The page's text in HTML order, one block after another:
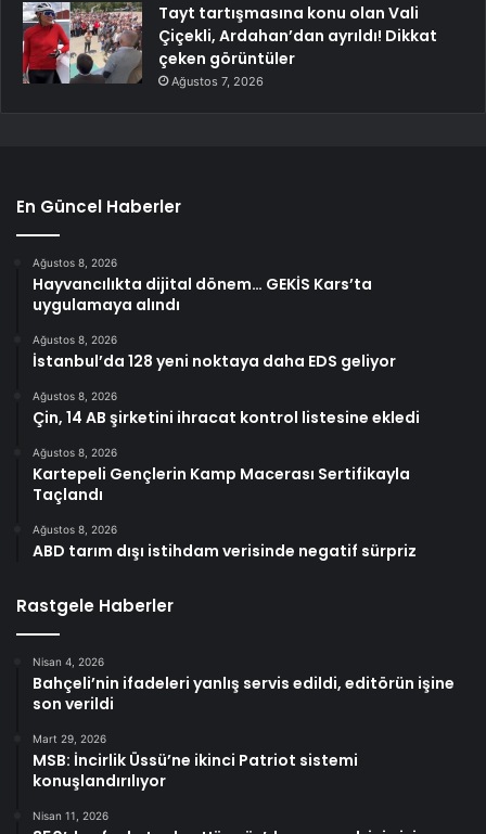
Tayt tartışmasına konu olan Vali
Çiçekli, Ardahan’dan ayrıldı! Dikkat
çeken görüntüler
Ağustos 7, 2026
En Güncel Haberler
Ağustos 8, 2026
Hayvancılıkta dijital dönem… GEKİS Kars’ta
uygulamaya alındı
Ağustos 8, 2026
İstanbul’da 128 yeni noktaya daha EDS geliyor
Ağustos 8, 2026
Çin, 14 AB şirketini ihracat kontrol listesine ekledi
Ağustos 8, 2026
Kartepeli Gençlerin Kamp Macerası Sertifikayla
Taçlandı
Ağustos 8, 2026
ABD tarım dışı istihdam verisinde negatif sürpriz
Rastgele Haberler
Nisan 4, 2026
Bahçeli’nin ifadeleri yanlış servis edildi, editörün işine
son verildi
Mart 29, 2026
MSB: İncirlik Üssü’ne ikinci Patriot sistemi
konuşlandırılıyor
Nisan 11, 2026